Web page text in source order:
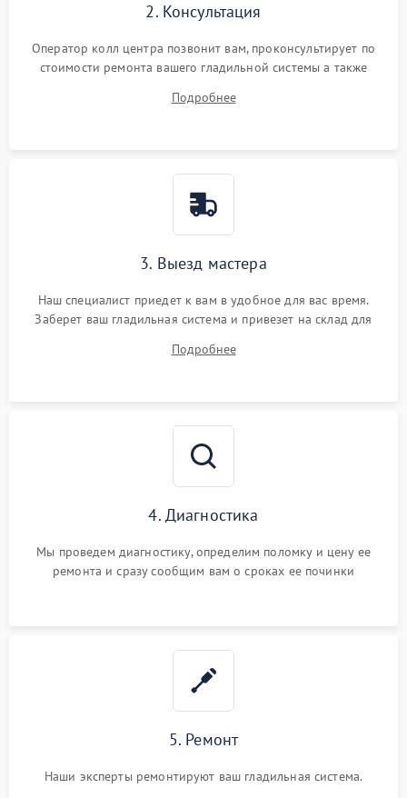
2. Консультация
Оператор колл центра позвонит вам, проконсультирует по
стоимости ремонта вашего гладильной системы а также
Подробнее
3. Выезд мастера
Наш специалист приедет к вам в удобное для вас время.
Заберет ваш гладильная система и привезет на склад для
Подробнее
4. Диагностика
Мы проведем диагностику, определим поломку и цену ее
ремонта и сразу сообщим вам о сроках ее починки
5. Ремонт
Наши эксперты ремонтируют ваш гладильная система.